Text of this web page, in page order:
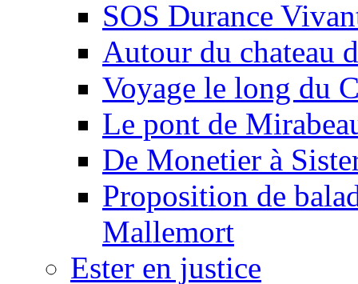
SOS Durance
Autour du chateau
Voyage le long du
Le pont de
De Monetier à
Proposition de
Mallemort
Ester en justice